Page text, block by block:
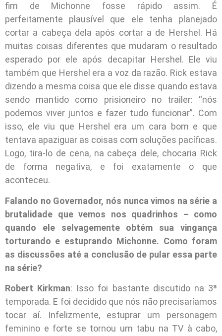
fim de Michonne fosse rápido assim. É
perfeitamente plausível que ele tenha planejado
cortar a cabeça dela após cortar a de Hershel. Há
muitas coisas diferentes que mudaram o resultado
esperado por ele após decapitar Hershel. Ele viu
também que Hershel era a voz da razão. Rick estava
dizendo a mesma coisa que ele disse quando estava
sendo mantido como prisioneiro no trailer: “nós
podemos viver juntos e fazer tudo funcionar”. Com
isso, ele viu que Hershel era um cara bom e que
tentava apaziguar as coisas com soluções pacíficas.
Logo, tira-lo de cena, na cabeça dele, chocaria Rick
de forma negativa, e foi exatamente o que
aconteceu.
Falando no Governador, nós nunca vimos na série a
brutalidade que vemos nos quadrinhos – como
quando ele selvagemente obtém sua vingança
torturando e estuprando Michonne. Como foram
as discussões até a conclusão de pular essa parte
na série?
Robert Kirkman: Isso foi bastante discutido na 3ª
temporada. E foi decidido que nós não precisaríamos
tocar aí. Infelizmente, estuprar um personagem
feminino e forte se tornou um tabu na TV à cabo,